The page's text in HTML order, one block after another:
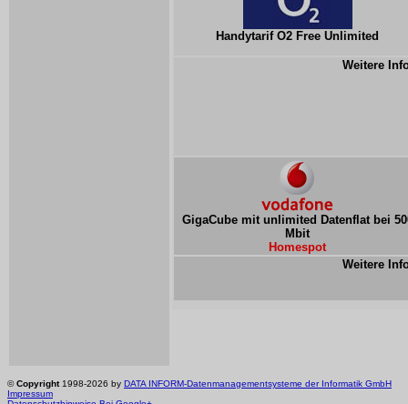
Handytarif O2 Free Unlimited
Weitere
GigaCube mit unlimited Datenflat bei
Mbit
Homespot
Weitere
©Copyright1998-2026 by DATA INFORM-Datenmanagementsysteme der Informatik GmbH
Impressum